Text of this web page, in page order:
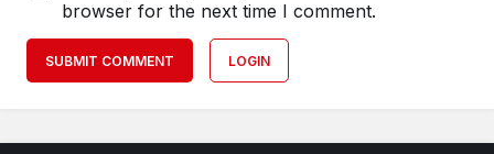
browser for the next time I comment.
SUBMIT COMMENT LOGIN